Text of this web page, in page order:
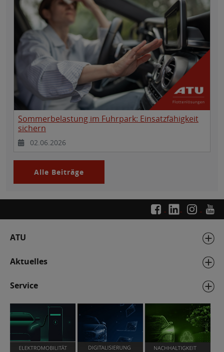
Sommerbelastung im Fuhrpark: Einsatzfähigkeit
sichern
02.06.2026
Alle Beiträge
ATU
Aktuelles
Service